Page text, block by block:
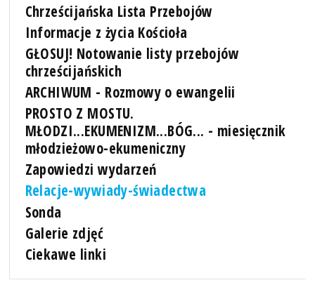
Chrześcijańska Lista Przebojów
Informacje z życia Kościoła
GŁOSUJ! Notowanie listy przebojów
chrześcijańskich
ARCHIWUM - Rozmowy o ewangelii
PROSTO Z MOSTU.
MŁODZI...EKUMENIZM...BÓG... - miesięcznik
młodzieżowo-ekumeniczny
Zapowiedzi wydarzeń
Relacje-wywiady-świadectwa
Sonda
Galerie zdjęć
Ciekawe linki